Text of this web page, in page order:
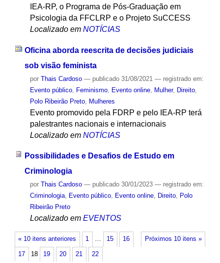
IEA-RP, o Programa de Pós-Graduação em
Psicologia da FFCLRP e o Projeto SuCCESS
Localizado em NOTÍCIAS
Oficina aborda reescrita de decisões judiciais
sob visão feminista
por Thais Cardoso — publicado31/08/2021 — registrado em:
Evento público, Feminismo, Evento online, Mulher, Direito,
Polo Ribeirão Preto, Mulheres
Evento promovido pela FDRP e pelo IEA-RP terá
palestrantes nacionais e internacionais
Localizado em NOTÍCIAS
Possibilidades e Desafios de Estudo em
Criminologia
por Thais Cardoso — publicado30/01/2023 — registrado em:
Criminologia, Evento público, Evento online, Direito, Polo
Ribeirão Preto
Localizado em EVENTOS
« 10 itens anteriores Próximos 10 itens »
1 … 15 16
17 18 19 20 21 22